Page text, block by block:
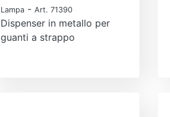
Lampa - Art. 71390
Dispenser in metallo per
guanti a strappo